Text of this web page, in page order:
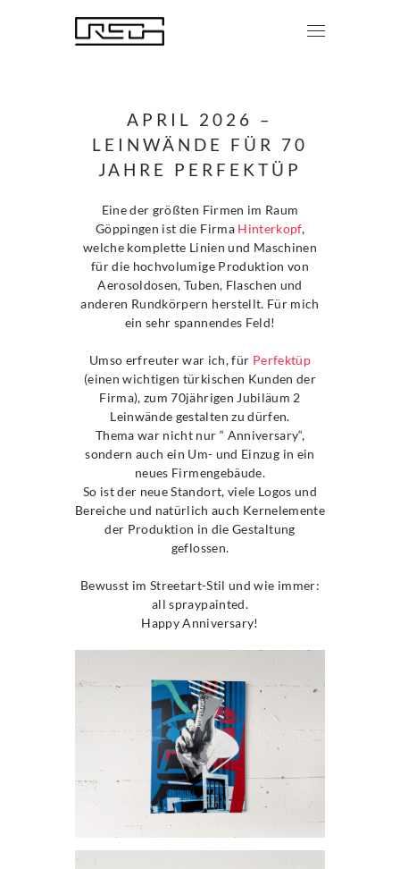
APRIL 2026 –
LEINWÄNDE FÜR 70
JAHRE PERFEKTÜP
Eine der größten Firmen im Raum
Göppingen ist die Firma Hinterkopf,
welche komplette Linien und Maschinen
für die hochvolumige Produktion von
Aerosoldosen, Tuben, Flaschen und
anderen Rundkörpern herstellt. Für mich
ein sehr spannendes Feld!
Umso erfreuter war ich, für Perfektüp
(einen wichtigen türkischen Kunden der
Firma), zum 70jährigen Jubiläum 2
Leinwände gestalten zu dürfen.
Thema war nicht nur “ Anniversary“,
sondern auch ein Um- und Einzug in ein
neues Firmengebäude.
So ist der neue Standort, viele Logos und
Bereiche und natürlich auch Kernelemente
der Produktion in die Gestaltung
geflossen.
Bewusst im Streetart-Stil und wie immer:
all spraypainted.
Happy Anniversary!